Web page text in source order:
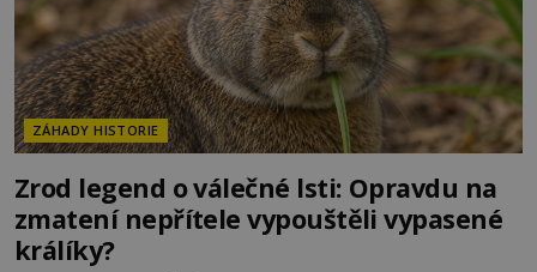
ZÁHADY HISTORIE
Zrod legend o válečné lsti: Opravdu na
zmatení nepřítele vypouštěli vypasené
králíky?